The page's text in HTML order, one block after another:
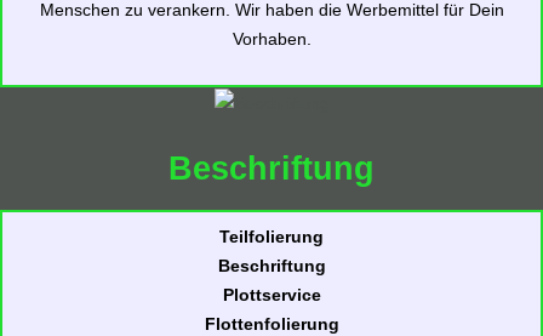
Menschen zu verankern. Wir haben die Werbemittel für Dein
Vorhaben.
Beschriftung
Teilfolierung
Beschriftung
Plottservice
Flottenfolierung